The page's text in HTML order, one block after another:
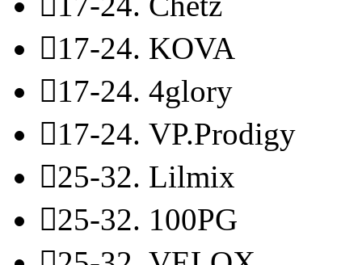
17-24. KOVA
17-24. 4glory
17-24. VP.Prodigy
25-32. Lilmix
25-32. 100PG